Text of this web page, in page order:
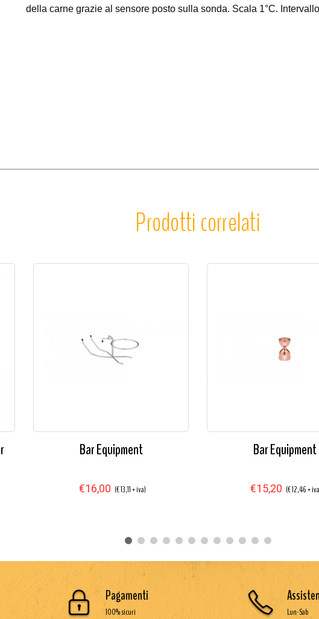
della carne grazie al sensore posto sulla sonda. Scala 1°C.
Prodotti correlati
Bar Equipment
€16,00 (€ 13,11 + iva)
Bar Equipment
€15,20 (€ 12,46 +
Pagamenti
100% sicuri Lun-Sab